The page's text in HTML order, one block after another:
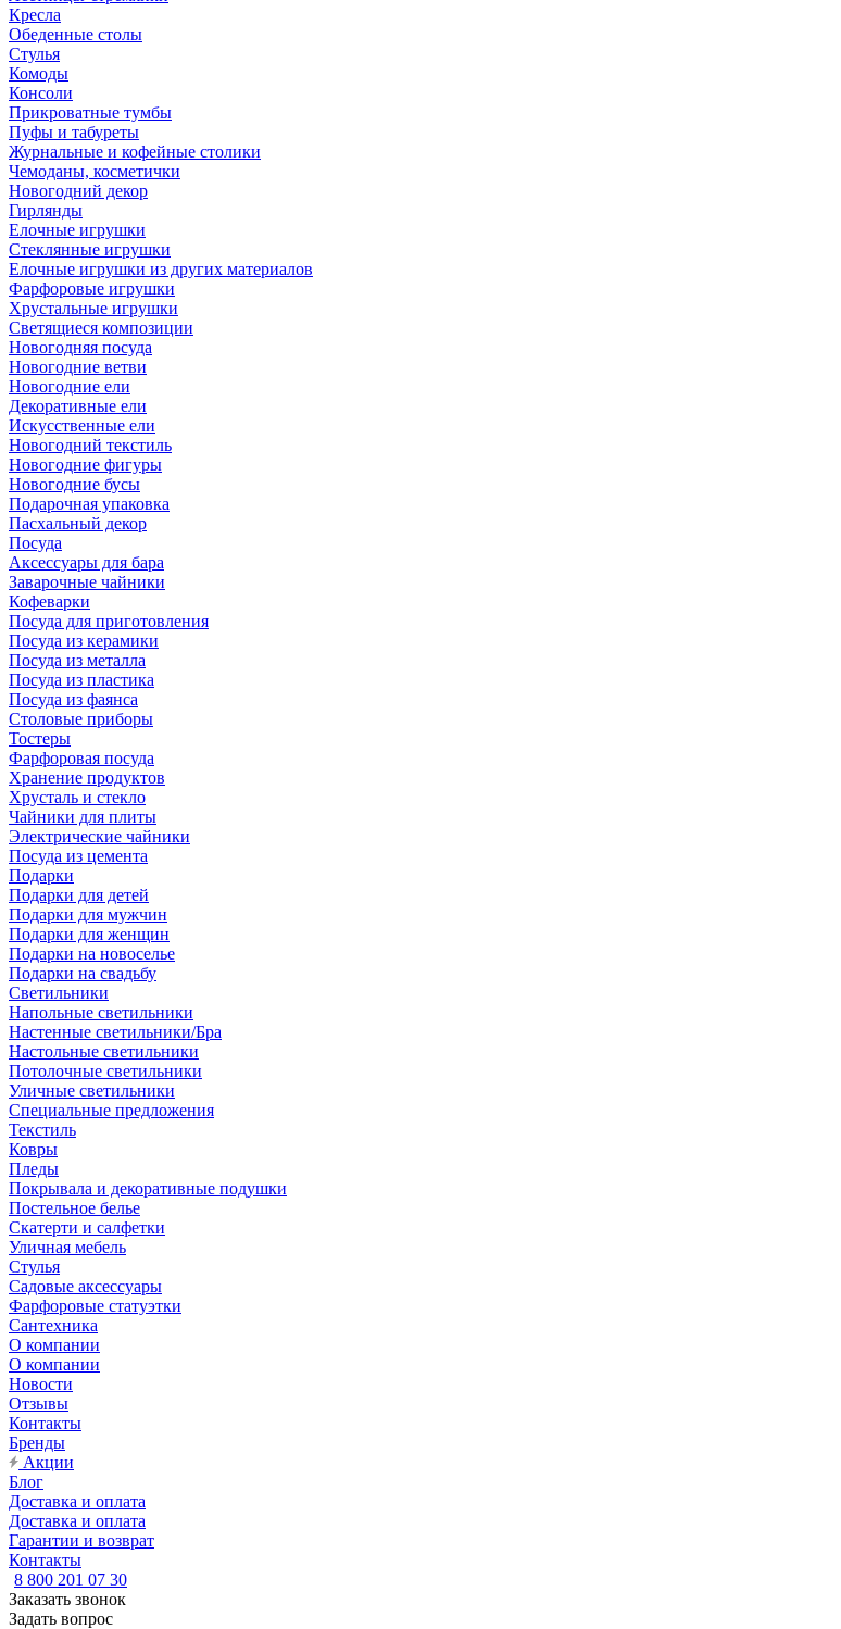
Кресла
Обеденные столы
Стулья
Комоды
Консоли
Прикроватные тумбы
Пуфы и табуреты
Журнальные и кофейные столики
Чемоданы, косметички
Новогодний декор
Гирлянды
Елочные игрушки
Стеклянные игрушки
Елочные игрушки из других материалов
Фарфоровые игрушки
Хрустальные игрушки
Светящиеся композиции
Новогодняя посуда
Новогодние ветви
Новогодние ели
Декоративные ели
Искусственные ели
Новогодний текстиль
Новогодние фигуры
Новогодние бусы
Подарочная упаковка
Пасхальный декор
Посуда
Аксессуары для бара
Заварочные чайники
Кофеварки
Посуда для приготовления
Посуда из керамики
Посуда из металла
Посуда из пластика
Посуда из фаянса
Столовые приборы
Тостеры
Фарфоровая посуда
Хранение продуктов
Хрусталь и стекло
Чайники для плиты
Электрические чайники
Посуда из цемента
Подарки
Подарки для детей
Подарки для мужчин
Подарки для женщин
Подарки на новоселье
Подарки на свадьбу
Светильники
Напольные светильники
Настенные светильники/Бра
Настольные светильники
Потолочные светильники
Уличные светильники
Специальные предложения
Текстиль
Ковры
Пледы
Покрывала и декоративные подушки
Постельное белье
Скатерти и салфетки
Уличная мебель
Стулья
Садовые аксессуары
Фарфоровые статуэтки
Сантехника
О компании
О компании
Новости
Отзывы
Контакты
Бренды
Акции
Блог
Доставка и оплата
Доставка и оплата
Гарантии и возврат
Контакты
8 800 201 07 30
Заказать звонок
Задать вопрос